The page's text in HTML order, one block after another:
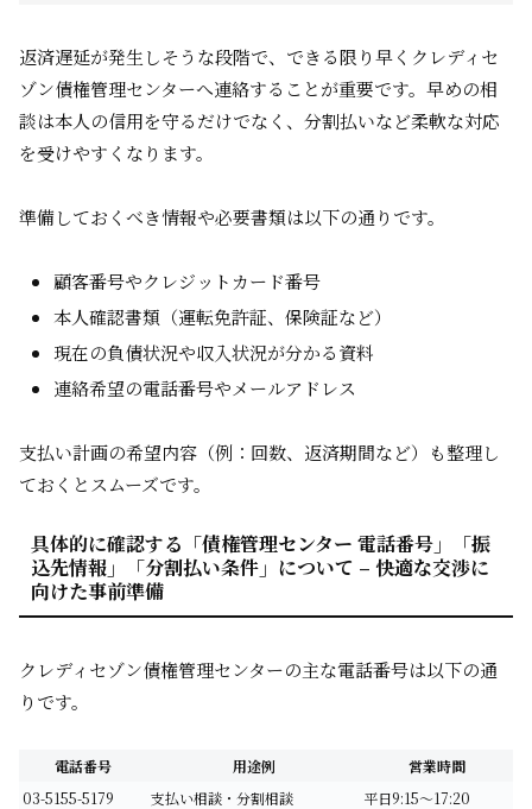
返済遅延が発生しそうな段階で、できる限り早くクレディセ
ゾン債権管理センターへ連絡することが重要です。早めの相
談は本人の信用を守るだけでなく、分割払いなど柔軟な対応
を受けやすくなります。
準備しておくべき情報や必要書類は以下の通りです。
顧客番号やクレジットカード番号
本人確認書類（運転免許証、保険証など）
現在の負債状況や収入状況が分かる資料
連絡希望の電話番号やメールアドレス
支払い計画の希望内容（例：回数、返済期間など）も整理し
ておくとスムーズです。
具体的に確認する「債権管理センター 電話番号」「振
込先情報」「分割払い条件」について – 快適な交渉に
向けた事前準備
クレディセゾン債権管理センターの主な電話番号は以下の通
りです。
電話番号 用途例
営業時間
03-5155-5179
支払い相談・分割相談
平日9:15～17:20